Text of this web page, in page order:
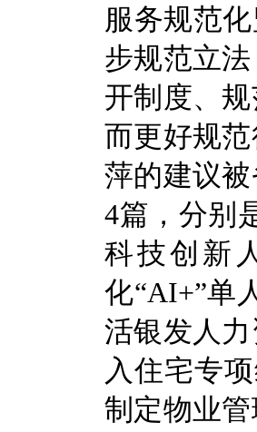
服务规范
步规范立
开制度、
而更好规
萍的建议
4篇，分别
科技创新
化“AI+”单
活银发人
入住宅专
制定物业